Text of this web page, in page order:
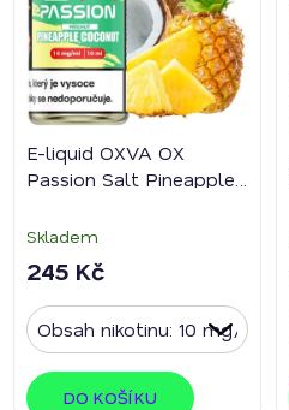
E-liquid OXVA OX
Passion Salt Pineapple
Skladem
245 Kč
DO KOŠÍKU